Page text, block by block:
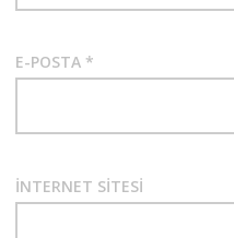
E-POSTA *
İNTERNET SITESI